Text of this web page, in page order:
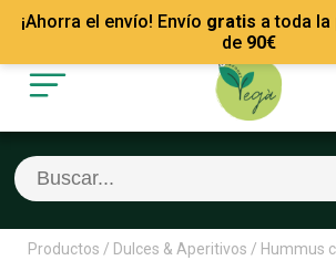
¡Ahorra el envío! Envío gratis a toda
de 90€
Mis Pedidos
Mis favoritos
Cerrar sesión
Recetas
Empresas
Contacto
Productos / Dulces & Aperitivos / Hummus